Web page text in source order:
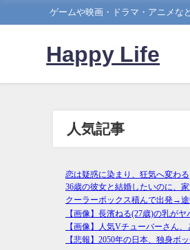
ゲームや映画・ドラマ・アニメな
Happy Life
人気記事